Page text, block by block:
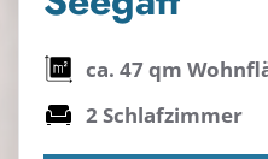
ca. 47 qm
2 Schlafzimmer